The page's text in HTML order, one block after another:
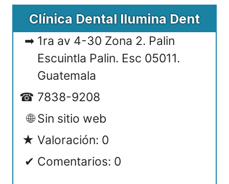
Clínica Dental Ilumina Dent
1ra av 4-30 Zona 2. Palin
Escuintla Palin. Esc 05011.
Guatemala
7838-9208
Sin sitio web
Valoración: 0
Comentarios: 0